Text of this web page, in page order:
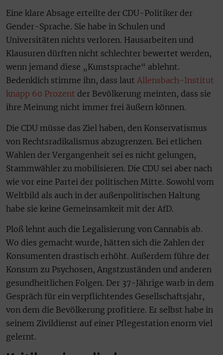
Eine klare Absage erteilte der CDU-Politiker der
Gender-Sprache. Sie habe in Schulen und
Universitäten nichts verloren. Hausarbeiten und
Klausuren dürften nicht schlechter bewertet werden,
wenn jemand diese „Kunstsprache“ ablehnt.
Bedenklich stimme ihn, dass laut Allensbach-Institut
knapp 60 Prozent der Bevölkerung meinten, dass sie
ihre Meinung nicht immer frei äußern können.
Die CDU müsse das Ziel haben, den Konservatismus
von Rechtsradikalismus abzugrenzen. Bei etlichen
Wahlen der Vergangenheit sei es nicht gelungen,
Stammwähler zu mobilisieren. Die CDU sei aber nach
wie vor eine Partei der politischen Mitte. Sowohl vom
Weltbild als auch in der außenpolitischen Haltung
habe sie keine Gemeinsamkeit mit der AfD.
Ploß lehnt auch die Legalisierung von Cannabis ab.
Wo dies gemacht wurde, hätten sich die Zahlen der
Konsumenten drastisch erhöht. Außerdem führe der
Konsum zu Psychosen, Angstzuständen und anderen
gesundheitlichen Folgen. Der 37-Jährige warb in dem
Gespräch für ein verpflichtendes Gesellschaftsjahr,
von dem die Bevölkerung profitiere. Er selbst habe in
seinem Zivildienst auf einer Pflegestation enorm viel
gelernt.